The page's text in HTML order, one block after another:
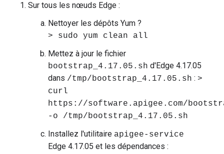
Sur tous les nœuds Edge :
Nettoyer les dépôts Yum ?
> sudo yum clean all
Mettez à jour le fichier
bootstrap_4.17.05.sh d'Edge 4.17.05
dans /tmp/bootstrap_4.17.05.sh : >
curl
https://software.apigee.com/
-o /tmp/bootstrap_4.17.05.sh
Installez l'utilitaire apigee-service
Edge 4.17.05 et les dépendances :